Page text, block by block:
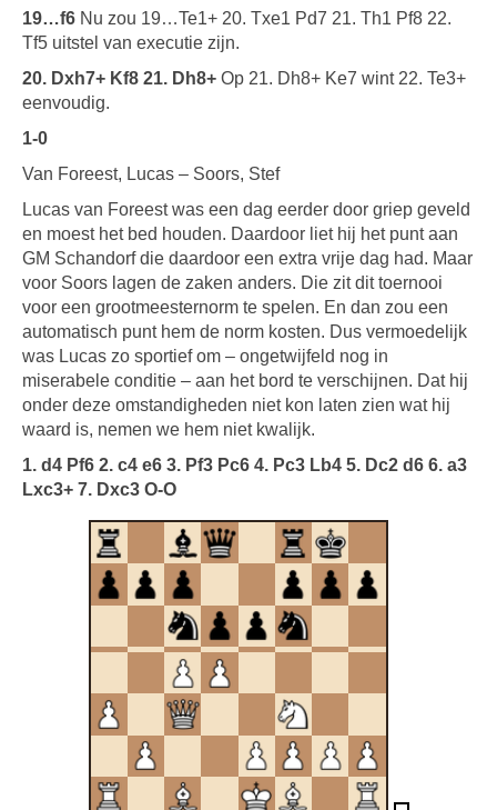
19…f6 Nu zou 19…Te1+ 20. Txe1 Pd7 21. Th1 Pf8 22.
Tf5 uitstel van executie zijn.
20. Dxh7+ Kf8 21. Dh8+ Op 21. Dh8+ Ke7 wint 22. Te3+
eenvoudig.
1-0
Van Foreest, Lucas – Soors, Stef
Lucas van Foreest was een dag eerder door griep geveld
en moest het bed houden. Daardoor liet hij het punt aan
GM Schandorf die daardoor een extra vrije dag had. Maar
voor Soors lagen de zaken anders. Die zit dit toernooi
voor een grootmeesternorm te spelen. En dan zou een
automatisch punt hem de norm kosten. Dus vermoedelijk
was Lucas zo sportief om – ongetwijfeld nog in
miserabele conditie – aan het bord te verschijnen. Dat hij
onder deze omstandigheden niet kon laten zien wat hij
waard is, nemen we hem niet kwalijk.
1. d4 Pf6 2. c4 e6 3. Pf3 Pc6 4. Pc3 Lb4 5. Dc2 d6 6. a3
Lxc3+ 7. Dxc3 O-O